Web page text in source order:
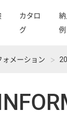
ォメーション
カタロ
グ
例